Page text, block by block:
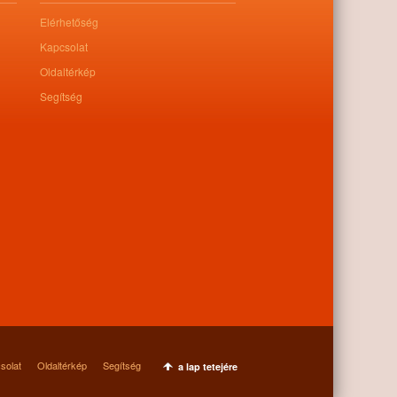
Elérhetőség
Kapcsolat
Oldaltérkép
Segítség
a lap tetejére
Oldaltérkép Segítség